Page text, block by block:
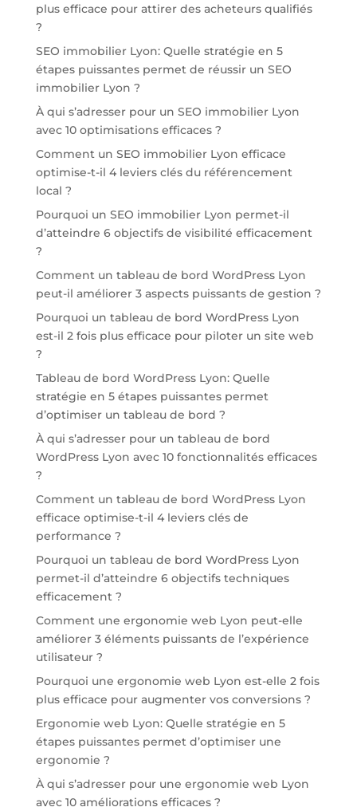
plus efficace pour attirer des acheteurs qualifiés
?
SEO immobilier Lyon: Quelle stratégie en 5
étapes puissantes permet de réussir un SEO
immobilier Lyon ?
À qui s’adresser pour un SEO immobilier Lyon
avec 10 optimisations efficaces ?
Comment un SEO immobilier Lyon efficace
optimise-t-il 4 leviers clés du référencement
local ?
Pourquoi un SEO immobilier Lyon permet-il
d’atteindre 6 objectifs de visibilité efficacement
?
Comment un tableau de bord WordPress Lyon
peut-il améliorer 3 aspects puissants de gestion ?
Pourquoi un tableau de bord WordPress Lyon
est-il 2 fois plus efficace pour piloter un site web
?
Tableau de bord WordPress Lyon: Quelle
stratégie en 5 étapes puissantes permet
d’optimiser un tableau de bord ?
À qui s’adresser pour un tableau de bord
WordPress Lyon avec 10 fonctionnalités efficaces
?
Comment un tableau de bord WordPress Lyon
efficace optimise-t-il 4 leviers clés de
performance ?
Pourquoi un tableau de bord WordPress Lyon
permet-il d’atteindre 6 objectifs techniques
efficacement ?
Comment une ergonomie web Lyon peut-elle
améliorer 3 éléments puissants de l’expérience
utilisateur ?
Pourquoi une ergonomie web Lyon est-elle 2 fois
plus efficace pour augmenter vos conversions ?
Ergonomie web Lyon: Quelle stratégie en 5
étapes puissantes permet d’optimiser une
ergonomie ?
À qui s’adresser pour une ergonomie web Lyon
avec 10 améliorations efficaces ?